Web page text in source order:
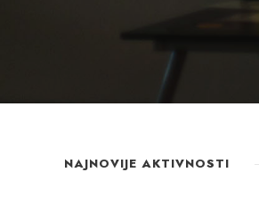
NAJNOVIJE AKTIVNOSTI